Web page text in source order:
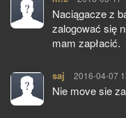
Naciągacze z
zalogować się
mam zapłacić.
saj pisze:
2016-04-07
Nie move sie